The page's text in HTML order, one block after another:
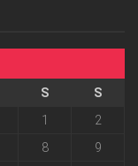
S
S
1
2
8
9